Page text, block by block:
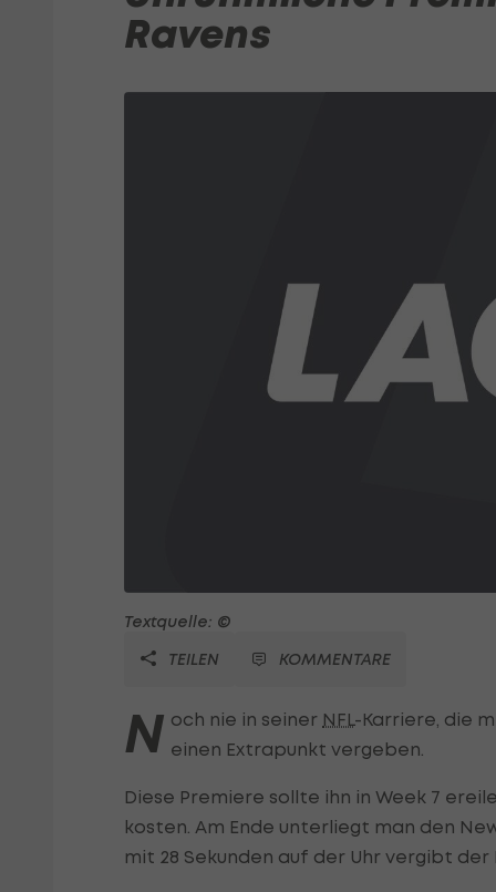
Ravens
Textquelle: ©
TEILEN
KOMMENTARE
N och nie in seiner NFL-Karriere, die
einen Extrapunkt vergeben.
Diese Premiere sollte ihn in Week 7
kosten. Am Ende unterliegt man den
mit 28 Sekunden auf der Uhr vergibt